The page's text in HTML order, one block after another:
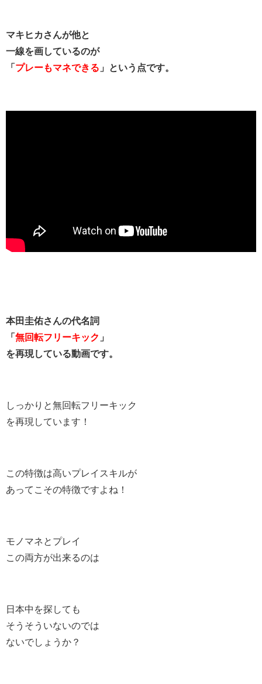
マキヒカさんが他と
一線を画しているのが
「プレーもマネできる 」 という点です。
本田圭佑さんの代名詞
「 無回転フリーキック 」
を再現している動画です。
しっかりと無回転フリーキック
を再現しています！
この特徴は高いプレイスキルが
あってこその特徴ですよね！
モノマネとプレイ
この両方が出来るのは
日本中を探しても
そうそういないのでは
ないでしょうか？